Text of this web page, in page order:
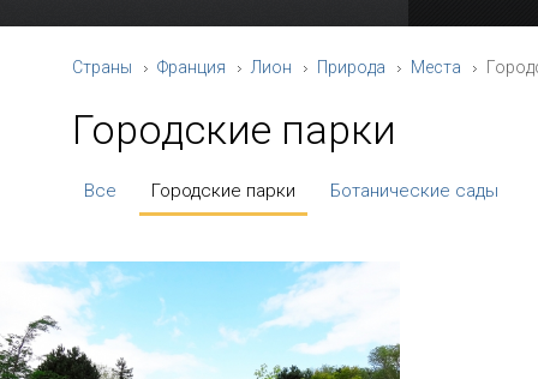
Страны Франция Лион Природа Места
Городские парки
Все Городские парки Ботанические сады